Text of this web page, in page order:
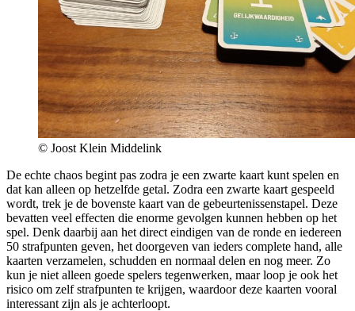
© Joost Klein Middelink
De echte chaos begint pas zodra je een zwarte kaart kunt spelen en
dat kan alleen op hetzelfde getal. Zodra een zwarte kaart gespeeld
wordt, trek je de bovenste kaart van de gebeurtenissenstapel. Deze
bevatten veel effecten die enorme gevolgen kunnen hebben op het
spel. Denk daarbij aan het direct eindigen van de ronde en iedereen
50 strafpunten geven, het doorgeven van ieders complete hand, alle
kaarten verzamelen, schudden en normaal delen en nog meer. Zo
kun je niet alleen goede spelers tegenwerken, maar loop je ook het
risico om zelf strafpunten te krijgen, waardoor deze kaarten vooral
interessant zijn als je achterloopt.